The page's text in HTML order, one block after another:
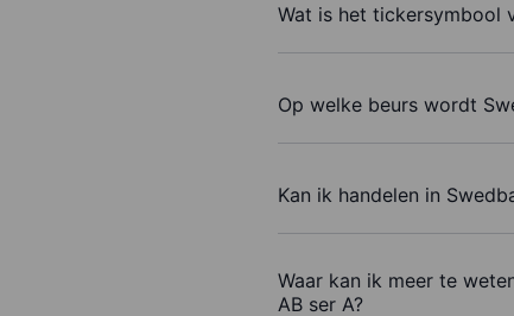
Wat is het tickersymbool
Op welke beurs wordt
Kan ik handelen in
Waar kan ik meer te
AB ser A?